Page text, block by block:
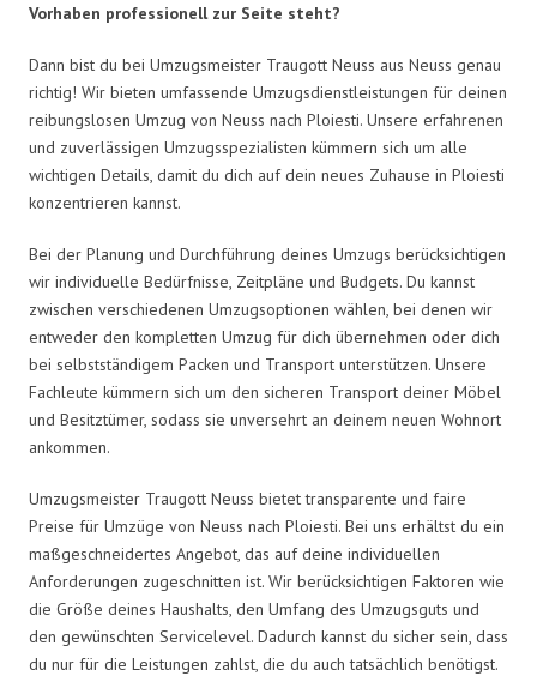
Vorhaben professionell zur Seite steht?
Dann bist du bei Umzugsmeister Traugott Neuss aus Neuss genau
richtig! Wir bieten umfassende Umzugsdienstleistungen für deinen
reibungslosen Umzug von Neuss nach Ploiesti. Unsere erfahrenen
und zuverlässigen Umzugsspezialisten kümmern sich um alle
wichtigen Details, damit du dich auf dein neues Zuhause in Ploiesti
konzentrieren kannst.
Bei der Planung und Durchführung deines Umzugs berücksichtigen
wir individuelle Bedürfnisse, Zeitpläne und Budgets. Du kannst
zwischen verschiedenen Umzugsoptionen wählen, bei denen wir
entweder den kompletten Umzug für dich übernehmen oder dich
bei selbstständigem Packen und Transport unterstützen. Unsere
Fachleute kümmern sich um den sicheren Transport deiner Möbel
und Besitztümer, sodass sie unversehrt an deinem neuen Wohnort
ankommen.
Umzugsmeister Traugott Neuss bietet transparente und faire
Preise für Umzüge von Neuss nach Ploiesti. Bei uns erhältst du ein
maßgeschneidertes Angebot, das auf deine individuellen
Anforderungen zugeschnitten ist. Wir berücksichtigen Faktoren wie
die Größe deines Haushalts, den Umfang des Umzugsguts und
den gewünschten Servicelevel. Dadurch kannst du sicher sein, dass
du nur für die Leistungen zahlst, die du auch tatsächlich benötigst.